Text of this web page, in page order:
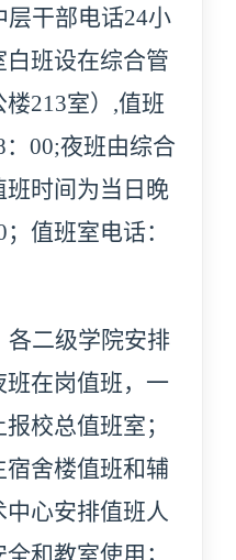
层干部电话24小
白班设在综合管
213室）,值班
：00;夜班由综合
时间为当日晚
值班室电话：
各二级学院安排
在岗值班，一
校总值班室；
舍楼值班和辅
心安排值班人
和教室使用；